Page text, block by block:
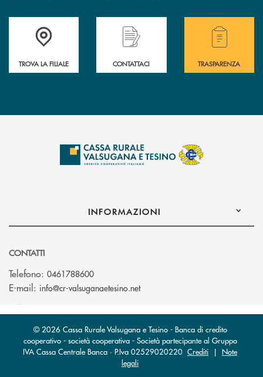
Accedi all' elenco completo delle filiali .
TROVA LA FILIALE
Hai bisogno di assistenza immediata?
CONTATTACI
Hai bisogno di
TRASPARENZA
INFORMAZIONI
CONTATTI
Telefono: 0461788600
E-mail: info@cr-valsuganaetesino.net(si apre l’app di posta
© 2026 Cassa Rurale Valsugana e Tesino - Banca di credito
cooperativo - società cooperativa - Società partecipante al Gruppo
IVA Cassa Centrale Banca · P.Iva 02529020220 Crediti | Note
legali